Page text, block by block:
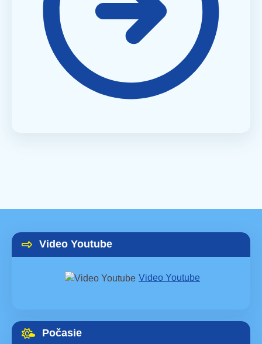
Video Youtube
Video Youtube
Počasie